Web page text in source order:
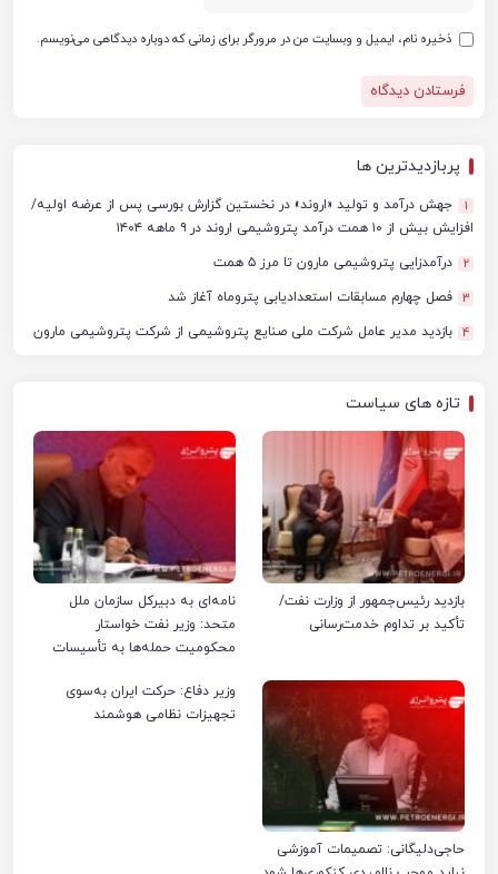
ذخیره نام، ایمیل و وبسایت من در مرورگر برای زمانی که دوباره دیدگاهی می‌نویسم.
پربازدیدترین ها
1
جهش درآمد و تولید «اروند» در نخستین گزارش بورسی پس از عرضه اولیه/
افزایش بیش از ۱۰ همت درآمد پتروشیمی اروند در ۹ ماهه ۱۴۰۴
2 درآمدزایی پتروشیمی مارون تا مرز ۵ همت
3 فصل چهارم مسابقات استعدادیابی پتروماه آغاز شد
4 بازدید مدیر عامل شرکت ملی صنایع پتروشیمی از شرکت پتروشیمی مارون
تازه های سیاست
بازدید رئیس‌جمهور از وزارت نفت/
تأکید بر تداوم خدمت‌رسانی
نامه‌ای به دبیرکل سازمان ملل
متحد: وزیر نفت خواستار
محکومیت حمله‌ها به تأسیسات
حاجی‌دلیگانی: تصمیمات آموزشی
وزیر دفاع: حرکت ایران به‌سوی
تجهیزات نظامی هوشمند